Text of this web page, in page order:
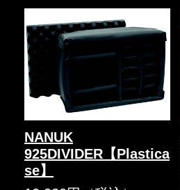
NANUK
925DIVIDER【Plastica
se】